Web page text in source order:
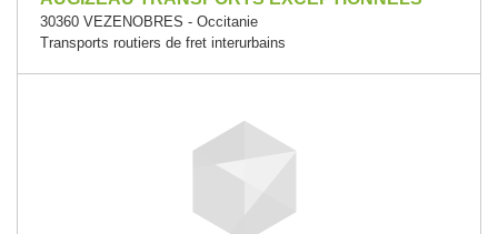
30360 VEZENOBRES - Occitanie
Transports routiers de fret interurbains